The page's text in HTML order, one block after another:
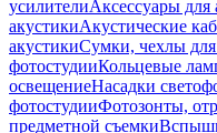
усилителиАксессуары для
акустикиАкустические
акустикиСумки, чехлы для
фотостудииКольцевые
освещениеНасадки
фотостудииФотозонты,
предметной съемки